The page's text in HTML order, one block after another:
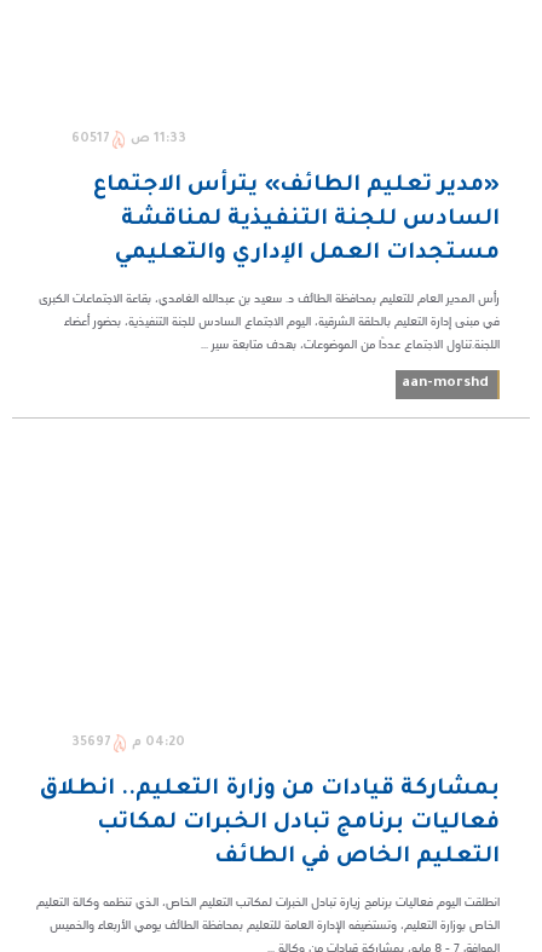
11:33 ص 60517
«مدير تعليم الطائف» يترأس الاجتماع
السادس للجنة التنفيذية لمناقشة
مستجدات العمل الإداري والتعليمي
رأس المدير العام للتعليم بمحافظة الطائف د. سعيد بن عبدالله الغامدي، بقاعة الاجتماعات الكبرى
في مبنى إدارة التعليم بالحلقة الشرقية، اليوم الاجتماع السادس للجنة التنفيذية، بحضور أعضاء
اللجنة.تناول الاجتماع عددًا من الموضوعات، بهدف متابعة سير ...
aan-morshd
04:20 م 35697
بمشاركة قيادات من وزارة التعليم.. انطلاق
فعاليات برنامج تبادل الخبرات لمكاتب
التعليم الخاص في الطائف
انطلقت اليوم فعاليات برنامج زيارة تبادل الخبرات لمكاتب التعليم الخاص، الذي تنظمه وكالة التعليم
الخاص بوزارة التعليم، وتستضيفه الإدارة العامة للتعليم بمحافظة الطائف يومي الأربعاء والخميس
الموافق 7 - 8 مايو، بمشاركة قيادات من وكالة ...